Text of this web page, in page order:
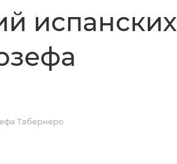
испанских
Табернеро